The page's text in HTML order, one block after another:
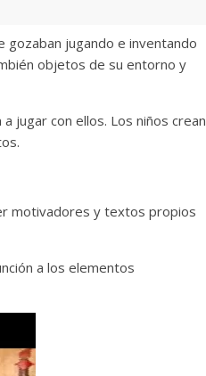
gozaban jugando e inventando
objetos de su entorno y
jugar con ellos. Los niños crean
motivadores y textos propios
a los elementos